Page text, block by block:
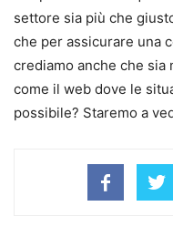
settore sia più che
che per assicurare una
crediamo anche che
come il web dove le
possibile? Staremo a